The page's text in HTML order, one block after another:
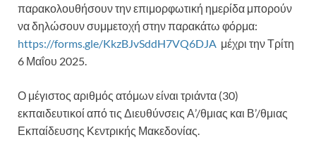
παρακολουθήσουν την επιμορφωτική ημερίδα μπορούν
να δηλώσουν συμμετοχή στην παρακάτω φόρμα:
https://forms.gle/KkzBJvSddH7VQ6DJA μέχρι την Τρίτη
6 Μαΐου 2025.
Ο μέγιστος αριθμός ατόμων είναι τριάντα (30)
εκπαιδευτικοί από τις Διευθύνσεις Α’/θμιας και Β’/θμιας
Εκπαίδευσης Κεντρικής Μακεδονίας.